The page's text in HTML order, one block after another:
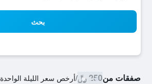
بحث
صفقات من250 ﷼ /أرخص سعر الليلة الواحدة